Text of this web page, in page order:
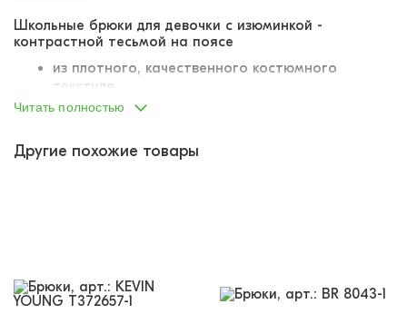
Школьные брюки для девочки с изюминкой -
контрастной тесьмой на поясе
из плотного, качественного костюмного
текстиля
материал держит форму и объем
пояс со вшитой резинкой, резинка вшита в
на пояс пришита контрастная тесьма
Читать полностью
Другие похожие товары